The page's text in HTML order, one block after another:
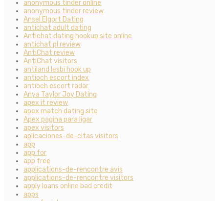
anonymous tinder online
anonymous tinder review
Ansel Elgort Dating
antichat adult dating
Antichat dating hookup site online
antichat pl review
AntiChat review
AntiChat visitors
antiland lesbi hook up
antioch escort index
antioch escort radar
Anya Taylor Joy Dating
apex it review
apex match dating site
Apex pagina para ligar
apex visitors
aplicaciones-de-citas visitors
app
app for
app free
applications-de-rencontre avis
applications-de-rencontre visitors
apply loans online bad credit
apps